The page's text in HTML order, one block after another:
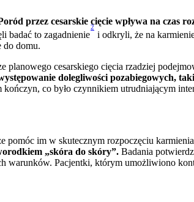
przez cesarskie cięcie wpływa na czas
badać to zagadnienie
2
i odkryli, że na
do domu.
cesarskiego cięcia rzadziej
dolegliwości pozabiegowych,
co było czynnikiem utrudniającym
im w skutecznym rozpoczęciu
„skóra do skóry”. Badania
Pacjentki, którym umożliwiono